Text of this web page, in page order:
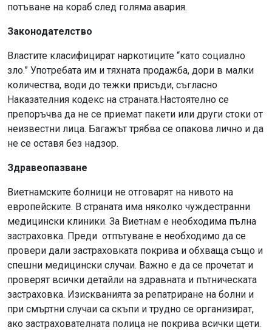
потъване на кораб след голяма авария.
Законодателство
Властите класифицират наркотиците “като социално
зло.” Употребата им и тяхната продажба, дори в малки
количества, води до тежки присъди, съгласно
Наказателния кодекс на страната.Настоятелно се
препоръчва да не се приемат пакети или други стоки от
неизвестни лица. Багажът трябва се опакова лично и да
не се оставя без надзор.
Здравеопазване
Виетнамските болници не отговарят на нивото на
европейските. В страната има няколко чуждестранни
медицински клиники. За Виетнам е необходима пълна
застраховка. Преди отпътуване е необходимо да се
провери дали застраховката покрива и обхваща също и
спешни медицински случаи. Важно е да се прочетат и
проверят всички детайли на здравната и пътническата
застраховка. Изискванията за репатриране на болни и
при смъртни случаи са скъпи и трудно се организират,
ако застрахователната полица не покрива всички щети.